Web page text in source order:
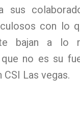
sus
con lo
bajan a lo
no es su
CSI Las vegas.